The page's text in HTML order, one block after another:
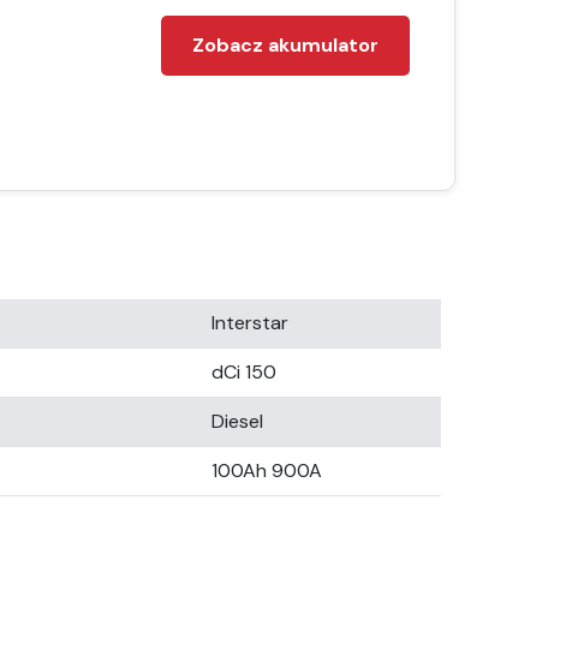
Zobacz akumulator
Interstar
dCi 150
Diesel
100Ah 900A